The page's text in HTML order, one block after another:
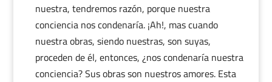
nuestra, tendremos razón, porque nuestra
conciencia nos condenaría. ¡Ah!, mas cuando
nuestra obras, siendo nuestras, son suyas,
proceden de él, entonces, ¿nos condenaría nuestra
conciencia? Sus obras son nuestros amores. Esta